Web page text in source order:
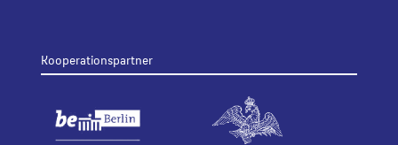
Kooperationspartner